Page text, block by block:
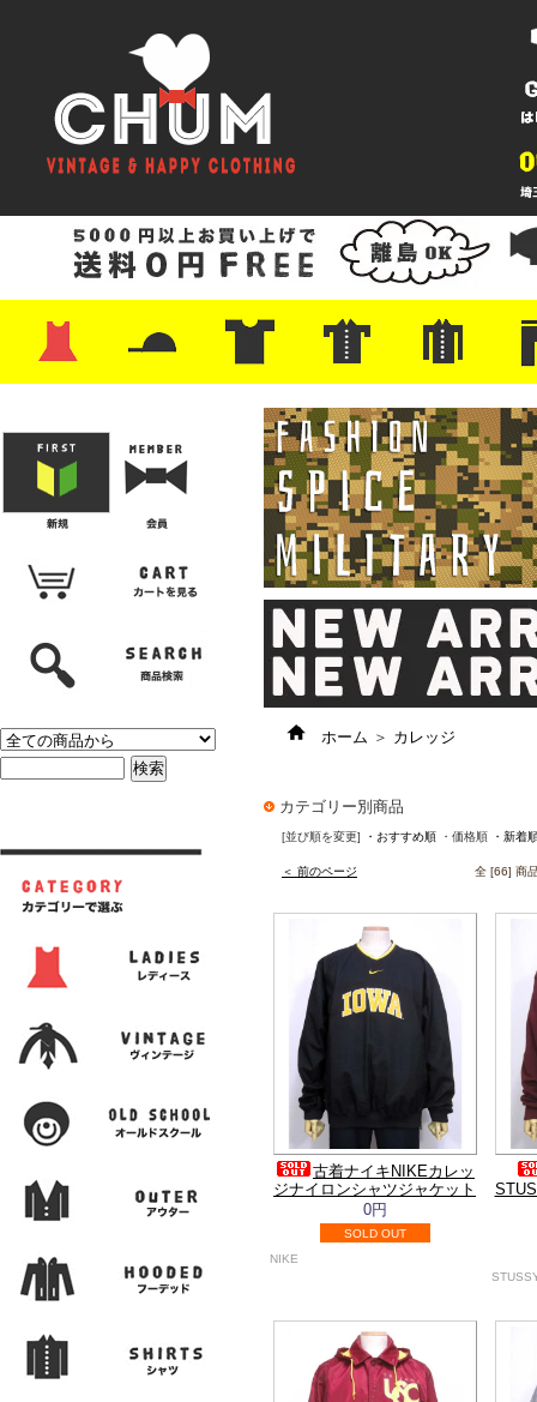
・レザーシューズ/スニーカー
・プリントTシャツ
・バンド/ツアー
・キャラクター
・Nike/adidas/スポーツ
・チャンピオン
・サーフ/スケート
・ボーダー/総柄/無地
・フットボール/リンガー
・タンクトップ/NBA・ポロシャツ
・半袖シャツ
・アロハ/サーフ/ボーリング
・ラルフ/ブランド
・無地/チェック/ストラ
・ワーク/ミリタリー/ウ
ン
・ネル/ウール ・ショ
・アウ
・ジー
・
・ミリ
・コー
・コッ
・オー
・ジャ
ン
ホーム ＞ カレッジ
カテゴリー別商品
[並び順を変更] ・おすすめ順 ・価格順 ・新着
＜ 前のページ 全 [66] 商
古着ナイキNIKEカレッ
ジナイロンシャツジャケット
0円
SOLD OUT
NIKE